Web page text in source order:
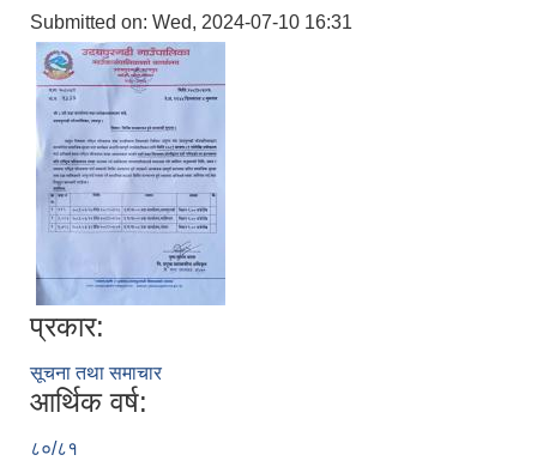
Submitted on: Wed, 2024-07-10 16:31
प्रकार:
सूचना तथा समाचार
आर्थिक वर्ष:
८०/८१